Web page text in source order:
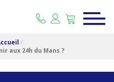
/
aux 24h du Mans ?